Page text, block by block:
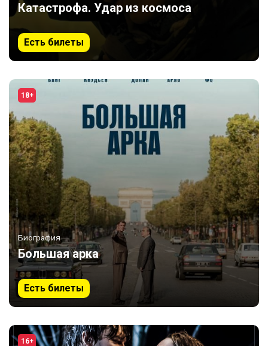
Катастрофа. Удар из космоса
Есть билеты
18+
Биография
Большая арка
Есть билеты
16+